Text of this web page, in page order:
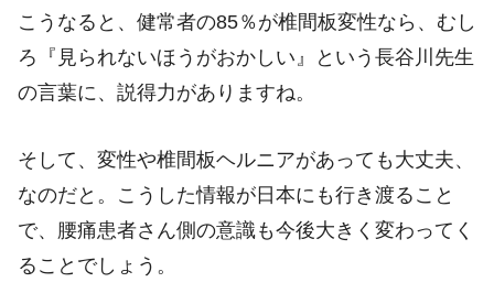
こうなると、健常者の85％が椎間板変性なら、むし
ろ『見られないほうがおかしい』という長谷川先生
の言葉に、説得力がありますね。
そして、変性や椎間板ヘルニアがあっても大丈夫、
なのだと。こうした情報が日本にも行き渡ること
で、腰痛患者さん側の意識も今後大きく変わってく
ることでしょう。